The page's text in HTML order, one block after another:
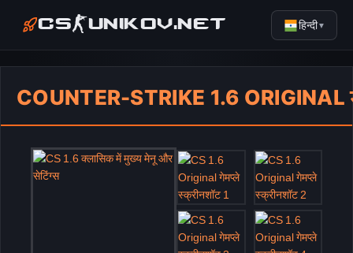
CS-UNIKOV.NET हिन्दी▼
COUNTER-STRIKE 1.6 ORIGINAL